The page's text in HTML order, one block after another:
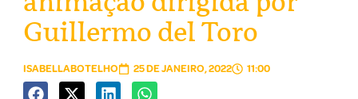
Guillermo del Toro
ISABELLABOTELHO 25 DE JANEIRO, 2022 11:00